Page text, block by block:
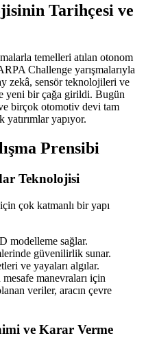
Tarihçesi ve
temelleri atılan otonom
Challenge yarışmalarıyla
zekâ, sensör teknolojileri ve
yeni bir çağa girildi. Bugün
birçok otomotiv devi tam
yapıyor.
Prensibi
Teknolojisi
çok katmanlı bir yapı
modelleme sağlar.
güvenilirlik sunar.
ve yayaları algılar.
mesafe manevraları için
veriler, aracın çevre
ve Karar Verme